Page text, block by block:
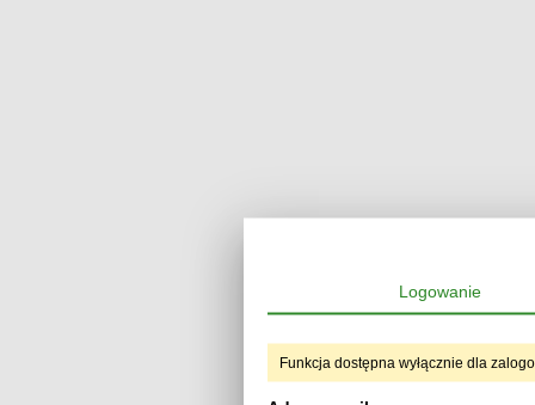
Logowanie
Funkcja dostępna wyłącznie dla